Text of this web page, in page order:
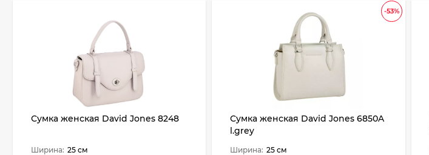
Сумка женская David Jones 8248
Ширина: 25 см
-53%
Сумка женская David Jones 6850A
l.grey
Ширина: 25 см